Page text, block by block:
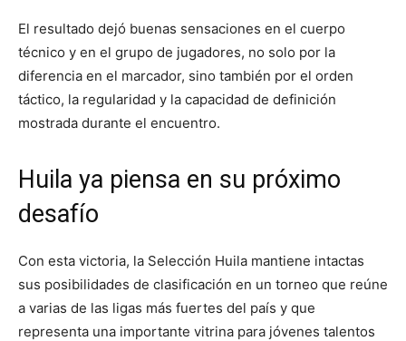
El resultado dejó buenas sensaciones en el cuerpo
técnico y en el grupo de jugadores, no solo por la
diferencia en el marcador, sino también por el orden
táctico, la regularidad y la capacidad de definición
mostrada durante el encuentro.
Huila ya piensa en su próximo
desafío
Con esta victoria, la Selección Huila mantiene intactas
sus posibilidades de clasificación en un torneo que reúne
a varias de las ligas más fuertes del país y que
representa una importante vitrina para jóvenes talentos